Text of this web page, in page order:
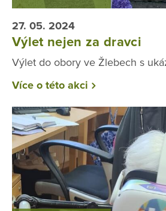
27. 05. 2024
Výlet nejen za dravci
Výlet do obory ve Žlebech s
Více o této akci